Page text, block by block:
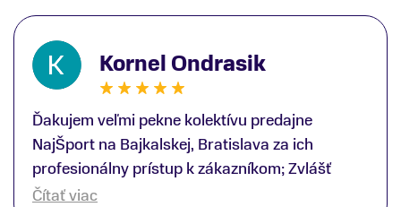
Kornel Ondrasik
Ďakujem veľmi pekne kolektívu predajne
NajŠport na Bajkalskej, Bratislava za ich
profesionálny prístup k zákazníkom; Zvlášť
ďakujem špecialistovi Martinovi Gunišovi za
Čítať viac